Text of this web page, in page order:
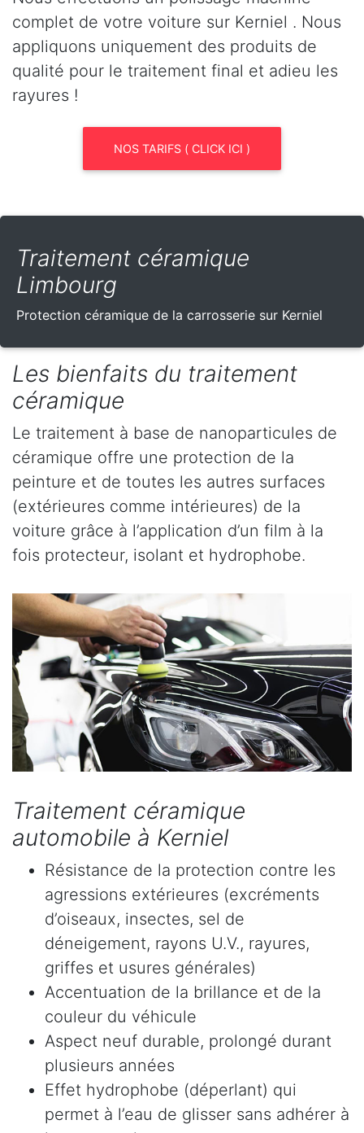
complet de votre voiture sur Kerniel . Nous
appliquons uniquement des produits de
qualité pour le traitement final et adieu les
rayures !
NOS TARIFS ( CLICK ICI )
Traitement céramique
Limbourg
Protection céramique de la carrosserie sur Kerniel
Les bienfaits du traitement
céramique
Le traitement à base de nanoparticules de
céramique offre une protection de la
peinture et de toutes les autres surfaces
(extérieures comme intérieures) de la
voiture grâce à l’application d’un film à la
fois protecteur, isolant et hydrophobe.
Traitement céramique
automobile à Kerniel
Résistance de la protection contre les
agressions extérieures (excréments
d’oiseaux, insectes, sel de
déneigement, rayons U.V., rayures,
griffes et usures générales)
Accentuation de la brillance et de la
couleur du véhicule
Aspect neuf durable, prolongé durant
plusieurs années
Effet hydrophobe (déperlant) qui
permet à l’eau de glisser sans adhérer à